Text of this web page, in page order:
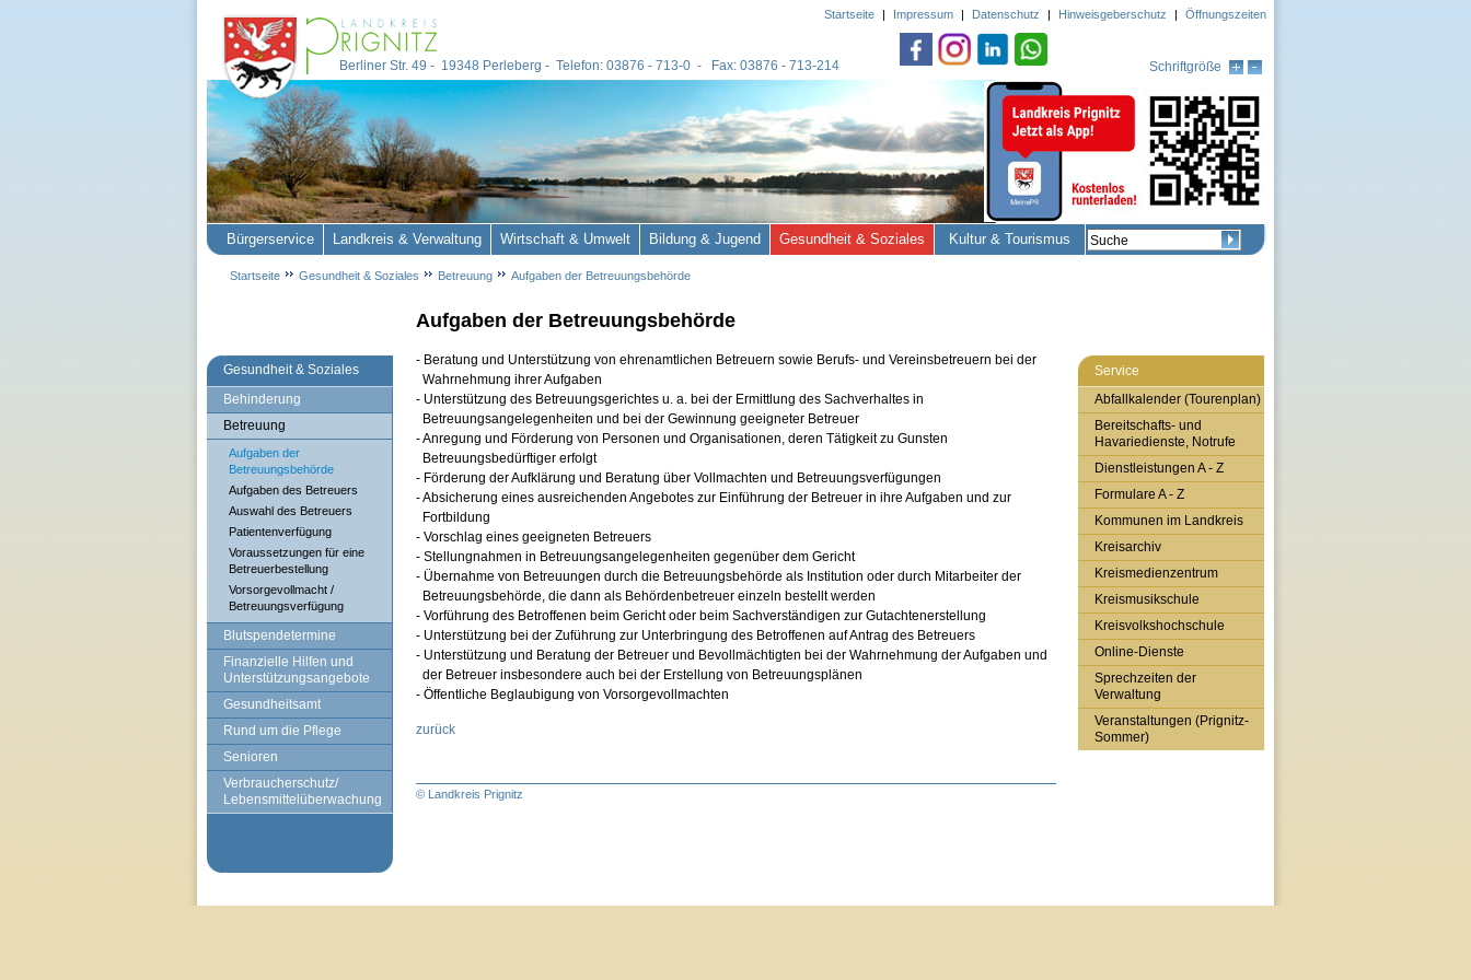
Gesundheit & Soziales
Behinderung
Betreuung
Aufgaben der
Betreuungsbehörde
Aufgaben des Betreuers
Auswahl des Betreuers
Patientenverfügung
Voraussetzungen für eine
Betreuerbestellung
Vorsorgevollmacht /
Betreuungsverfügung
Blutspendetermine
Finanzielle Hilfen und
Unterstützungsangebote
Gesundheitsamt
Rund um die Pflege
Senioren
Verbraucherschutz/
Lebensmittelüberwachung
Aufgaben der Betreuungsbehörde
- Beratung und Unterstützung von ehrenamtlichen Betreuern sowie Berufs- und Vereinsbetreuern bei der
Wahrnehmung ihrer Aufgaben
- Unterstützung des Betreuungsgerichtes u. a. bei der Ermittlung des Sachverhaltes in
Betreuungsangelegenheiten und bei der Gewinnung geeigneter Betreuer
- Anregung und Förderung von Personen und Organisationen, deren Tätigkeit zu Gunsten
Betreuungsbedürftiger erfolgt
- Förderung der Aufklärung und Beratung über Vollmachten und Betreuungsverfügungen
- Absicherung eines ausreichenden Angebotes zur Einführung der Betreuer in ihre Aufgaben und zur
Fortbildung
- Vorschlag eines geeigneten Betreuers
- Stellungnahmen in Betreuungsangelegenheiten gegenüber dem Gericht
- Übernahme von Betreuungen durch die Betreuungsbehörde als Institution oder durch Mitarbeiter der
Betreuungsbehörde, die dann als Behördenbetreuer einzeln bestellt werden
- Vorführung des Betroffenen beim Gericht oder beim Sachverständigen zur Gutachtenerstellung
- Unterstützung bei der Zuführung zur Unterbringung des Betroffenen auf Antrag des Betreuers
- Unterstützung und Beratung der Betreuer und Bevollmächtigten bei der Wahrnehmung der Aufgaben und
der Betreuer insbesondere auch bei der Erstellung von Betreuungsplänen
- Öffentliche Beglaubigung von Vorsorgevollmachten
zurück
© Landkreis Prignitz
Service
Abfallkalender (Tourenplan)
Bereitschafts- und
Havariedienste, Notrufe
Dienstleistungen A - Z
Formulare A - Z
Kommunen im Landkreis
Kreisarchiv
Kreismedienzentrum
Kreismusikschule
Kreisvolkshochschule
Online-Dienste
Sprechzeiten der
Verwaltung
Veranstaltungen (Prignitz-
Sommer)
Berliner Str. 49 - 19348 Perleberg - Telefon: 03876 - 713-0 - Fax: 03876 - 713-214 Schriftgröße
Startseite | Impressum | Datenschutz | Hinweisgeberschutz | Öffnungszeiten
Bürgerservice Landkreis & Verwaltung Wirtschaft & Umwelt Bildung & Jugend Gesundheit & Soziales Kultur & Tourismus
Startseite Gesundheit & Soziales Betreuung Aufgaben der Betreuungsbehörde